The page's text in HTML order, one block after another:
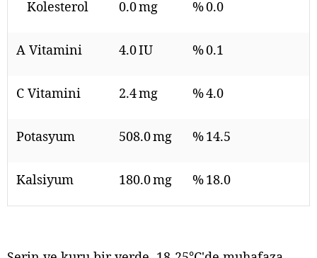
Kolesterol 0.0 mg % 0.0
A Vitamini 4.0 IU % 0.1
C Vitamini 2.4 mg % 4.0
Potasyum 508.0 mg % 14.5
Kalsiyum 180.0 mg % 18.0